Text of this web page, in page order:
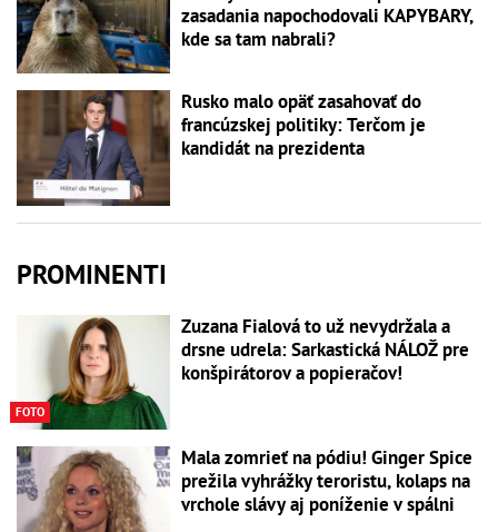
zasadania napochodovali KAPYBARY,
kde sa tam nabrali?
Rusko malo opäť zasahovať do
francúzskej politiky: Terčom je
kandidát na prezidenta
PROMINENTI
FOTO
Zuzana Fialová to už nevydržala a
drsne udrela: Sarkastická NÁLOŽ pre
konšpirátorov a popieračov!
Mala zomrieť na pódiu! Ginger Spice
prežila vyhrážky teroristu, kolaps na
vrchole slávy aj poníženie v spálni